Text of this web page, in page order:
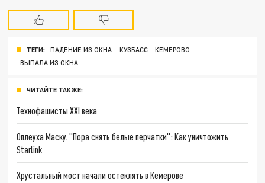
ТЕГИ: ПАДЕНИЕ ИЗ ОКНА КУЗБАСС
КЕМЕРОВО
ВЫПАЛА ИЗ ОКНА
ЧИТАЙТЕ ТАКЖЕ:
Технофашисты XXI века
Оплеуха Маску. "Пора снять белые перчатки": Как уничтожить
Starlink
Хрустальный мост начали остеклять в Кемерове